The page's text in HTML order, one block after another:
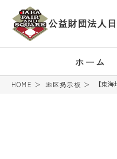
公益財団法人
ホーム
HOME 地区掲示板 【東